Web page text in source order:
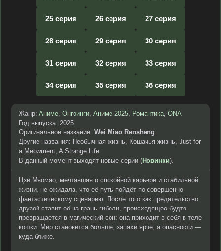
25 серия 26 серия 27 серия
28 серия 29 серия 30 серия
31 серия 32 серия 33 серия
34 серия 35 серия 36 серия
Жанр: Аниме, Онгоинги, Аниме 2025, Романтика, ONA
Год выпуска: 2025
Оригинальное название: Wei Miao Rensheng
Другие названия: Необычная жизнь, Кошачья жизнь, Just for
a Meowment, A Strange Life
В данный момент выходят новые серии (Новинки).
Цзи Мяомяо, мечтавшая о спокойной карьере и стабильной
жизни, не ожидала, что её путь пойдёт по совершенно
фантастическому сценарию. После того как предательство
друзей ставит её на грань гибели, происходящее будто
превращается в магический сон: она приходит в себя в теле
кошки. Мир становится больше, запахи ярче, а опасности —
куда ближе.